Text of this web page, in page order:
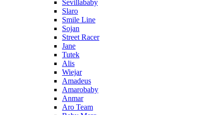
Sevillababy
Slaro
Smile Line
Sojan
Street Racer
Jane
Tutek
Alis
Wiejar
Amadeus
Amarobaby
Anmar
Aro Team